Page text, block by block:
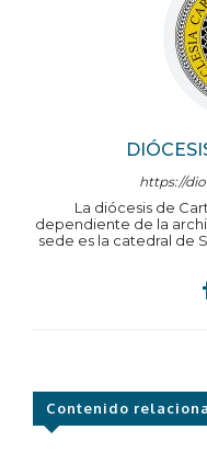
https://
La diócesis de
dependiente de la
sede es la catedral de
Contenido